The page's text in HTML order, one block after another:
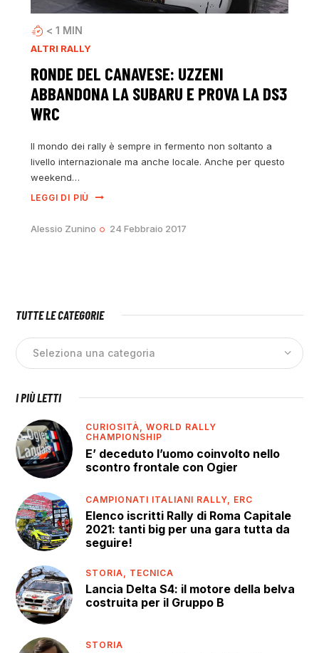
< 1 MIN
ALTRI RALLY
RONDE DEL CANAVESE: UZZENI
ABBANDONA LA SUBARU E PROVA LA DS3
WRC
Il mondo dei rally è sempre in fermento non soltanto a
livello internazionale ma anche locale. Anche per questo
weekend…
LEGGI DI PIÙ
Alessio Zunino 24 Febbraio 2017
TUTTE LE CATEGORIE
I PIÙ LETTI
CURIOSITÀ,WORLD RALLY
CHAMPIONSHIP
E’ deceduto l’uomo coinvolto nello
scontro frontale con Ogier
CAMPIONATI ITALIANI RALLY, ERC
Elenco iscritti Rally di Roma Capitale
2021: tanti big per una gara tutta da
seguire!
STORIA, TECNICA
Lancia Delta S4: il motore della belva
costruita per il Gruppo B
STORIA